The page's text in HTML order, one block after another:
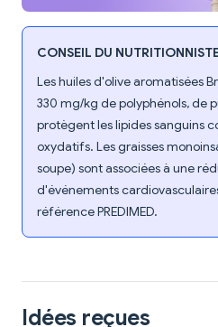
CONSEIL DU
Les huiles d'olive aromatisées
330 mg/kg de polyphénols, de
protègent les lipides sanguins
oxydatifs. Les graisses
soupe) sont associées à une
d'événements
référence PREDIMED.
Idées reçues